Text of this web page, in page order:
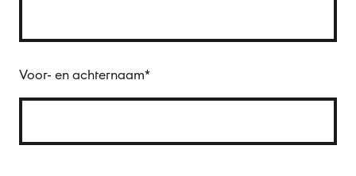
Voor- en achternaam*